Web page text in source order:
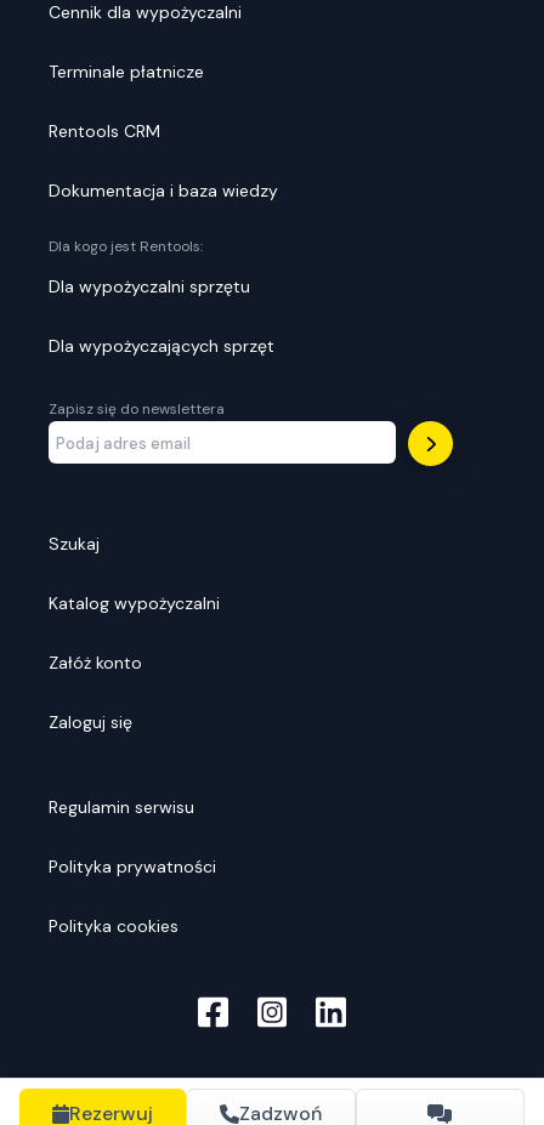
Rezerwuj Zadzwoń
Cennik dla wypożyczalni
Terminale płatnicze
Rentools CRM
Dokumentacja i baza wiedzy
Dla kogo jest Rentools:
Dla wypożyczalni sprzętu
Dla wypożyczających sprzęt
Zapisz się do newslettera
Szukaj
Katalog wypożyczalni
Załóż konto
Zaloguj się
Regulamin serwisu
Polityka prywatności
Polityka cookies